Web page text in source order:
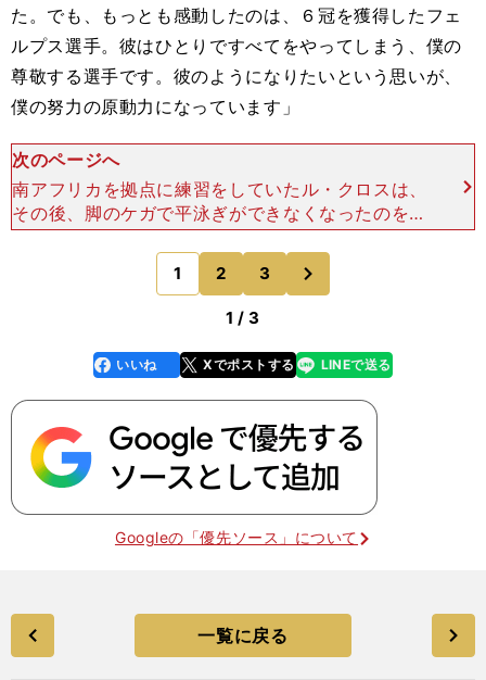
た。でも、もっとも感動したのは、６冠を獲得したフェ
ルプス選手。彼はひとりですべてをやってしまう、僕の
尊敬する選手です。彼のようになりたいという思いが、
僕の努力の原動力になっています」
次のページへ
南アフリカを拠点に練習をしていたル・クロスは、
その後、脚のケガで平泳ぎができなくなったのを機
に、08年からフェルプスと同じバタフライと個人
メドレーに転向。09年世界選手権は200ｍバタフ
ライと400ｍ
1 2 3
1 / 3
faceboo
k
いいね Xでポストする
line LINEで送る
Googleの「優先ソース」について
一覧に戻る